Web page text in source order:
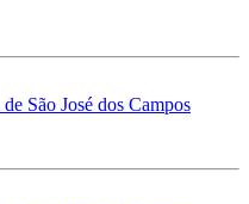
São José dos Campos